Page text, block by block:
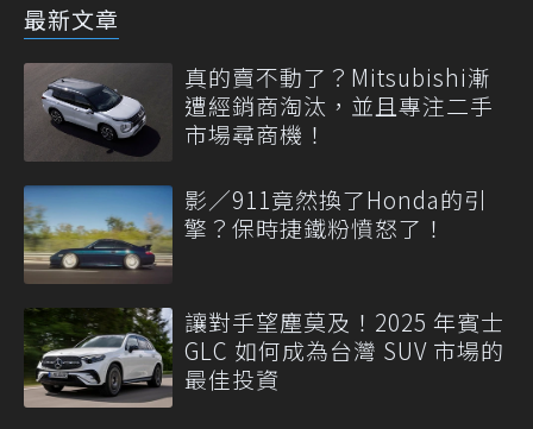
最新文章
真的賣不動了？Mitsubishi漸
遭經銷商淘汰，並且專注二手
市場尋商機！
影／911竟然換了Honda的引
擎？保時捷鐵粉憤怒了！
讓對手望塵莫及！2025 年賓士
GLC 如何成為台灣 SUV 市場的
最佳投資